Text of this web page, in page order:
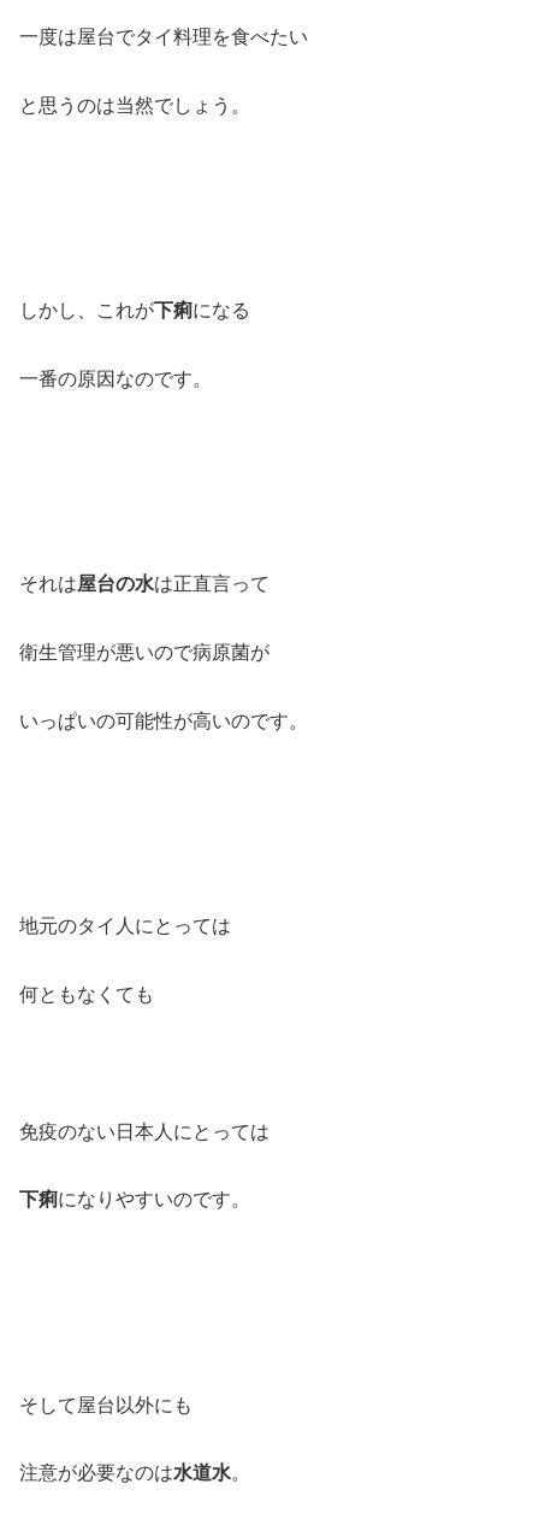
一度は屋台でタイ料理を食べたい
と思うのは当然でしょう。
しかし、これが下痢になる
一番の原因なのです。
それは屋台の水は正直言って
衛生管理が悪いので病原菌が
いっぱいの可能性が高いのです。
地元のタイ人にとっては
何ともなくても
免疫のない日本人にとっては
下痢になりやすいのです。
そして屋台以外にも
注意が必要なのは水道水。